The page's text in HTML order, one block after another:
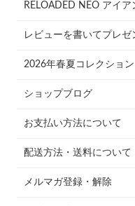
RELOADED NEO アイア
レビューを書いてプレゼ
2026年春夏コレクション
ショップブログ
お支払い方法について
配送方法・送料について
メルマガ登録・解除